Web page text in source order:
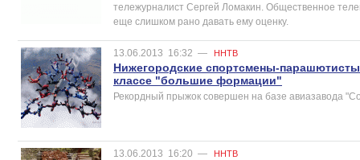
тележурналист Сергей Ломакин. Общественное
еще слишком рано давать ему оценку.
13.06.2013 16:32 — ННТВ
Нижегородские спортсмены-
классе "большие формации"
Рекордный прыжок совершен на базе авиазавода
13.06.2013 16:20 — ННТВ